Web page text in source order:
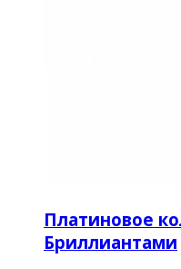
Платиновое
Бриллиантами